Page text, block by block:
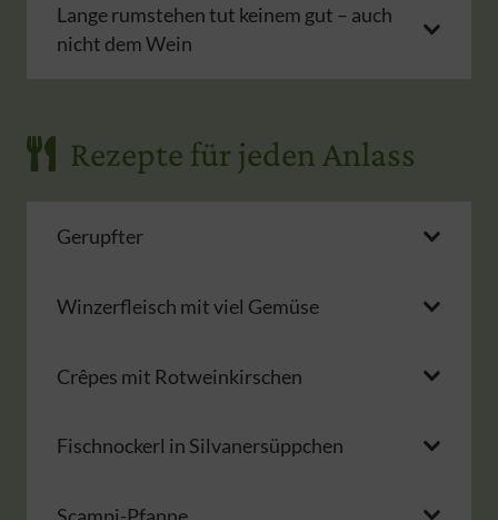
Lange rumstehen tut keinem gut – auch
nicht dem Wein
Rezepte für jeden Anlass
Gerupfter
Winzerfleisch mit viel Gemüse
Crêpes mit Rotweinkirschen
Fischnockerl in Silvanersüppchen